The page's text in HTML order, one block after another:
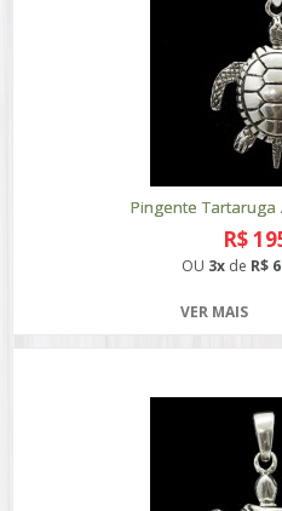
Pingente
R$
OU 3x de R$
VER MAIS